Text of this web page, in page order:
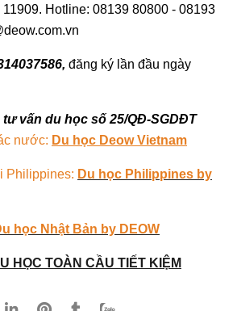
Hotline: 08139 80800 - 08193
đăng ký lần đầu ngày
vấn du học số 25/QĐ-SGDĐT
nước: Du học Deow Vietnam
Philippines: Du học Philippines by
học Nhật Bản by DEOW
HỌC TOÀN CẦU TIẾT KIỆM